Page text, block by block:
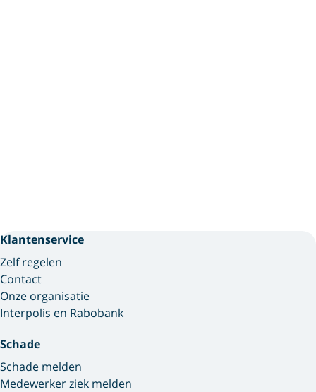
Klantenservice
Zelf regelen
Contact
Onze organisatie
Interpolis en Rabobank
Schade
Schade melden
Medewerker ziek melden